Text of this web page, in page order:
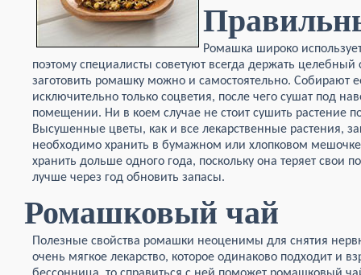
Ромашка широко
поэтому специалисты советуют всегда держать
заготовить ромашку можно и самостоятельно. Собирают
исключительно только соцветия, после чего сушат под
помещении. Ни в коем случае не стоит сушить
Высушенные цветы, как и все лекарственные растения,
необходимо хранить в бумажном или хлопковом
хранить дольше одного года, поскольку она теряет свои
лучше через год обновить запасы.
Ромашковый чай
Полезные свойства ромашки неоценимы для снятия
очень мягкое лекарство, которое одинаково подходит и